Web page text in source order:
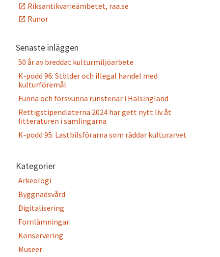
Riksantikvarieämbetet, raa.se
Runor
Senaste inläggen
50 år av breddat kulturmiljöarbete
K-podd 96: Stölder och illegal handel med
kulturföremål
Funna och försvunna runstenar i Hälsingland
Rettigstipendiaterna 2024 har gett nytt liv åt
litteraturen i samlingarna
K-podd 95: Lastbilsförarna som räddar kulturarvet
Kategorier
Arkeologi
Byggnadsvård
Digitalisering
Fornlämningar
Konservering
Museer